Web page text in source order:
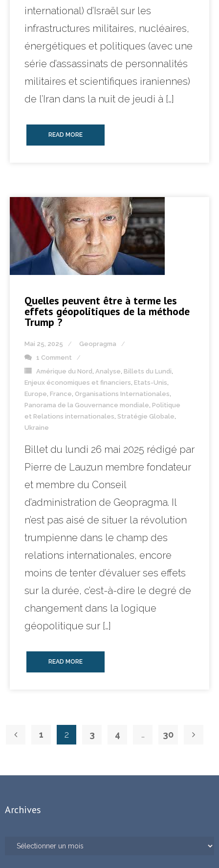
international) d’Israël sur les
infrastructures militaires, nucléaires,
énergétiques et politiques (avec une
série d’assassinats de personnalités
militaires et scientifiques iraniennes)
de l’Iran dans la nuit de jeudi à […]
READ MORE
Quelles peuvent être à terme les
effets géopolitiques de la méthode
Trump ?
Mai 25, 2025
Geopragma
1 Comment
Amérique du Nord , Analyse, Billets du Lundi,
Enjeux économiques et financiers, Etats-Unis,
Europe, France, Organisations Internationales,
Panorama de la Gouvernance mondiale, Politique
et Relations internationales, Stratégie Globale,
Ukraine
Billet du lundi 26 mai 2025 rédigé par
Pierre de Lauzun membre fondateur
et membre du Conseil
d’administration de Geopragma. Il
n’est pas aisé de situer la révolution
trumpienne dans le champ des
relations internationales, encore
moins de tenter d’évaluer ses effets
sur la durée, c’est-à-dire le degré de
changement dans la logique
géopolitique sur […]
READ MORE
1 2 3 4 … 30
Archives